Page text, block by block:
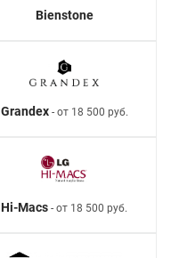
Bienstone
Grandex- от 18 500 руб.
Hi-Macs - от 18 500 руб.